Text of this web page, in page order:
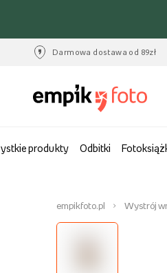
Darmowa dostawa od 89zł
produkty Odbitki
empikfoto.pl Wystrój